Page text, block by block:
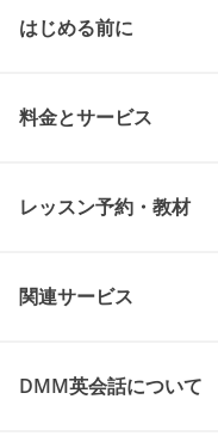
はじめる前に
料金とサービス
レッスン予約・教材
関連サービス
DMM英会話について